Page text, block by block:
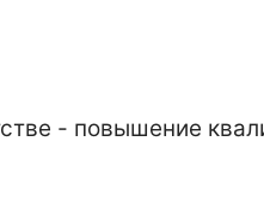
- повышение